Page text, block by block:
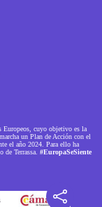
cuyo objetivo es la
un Plan de Acción con el
el año 2024. Para ello ha
Terrassa. #EuropaSeSiente